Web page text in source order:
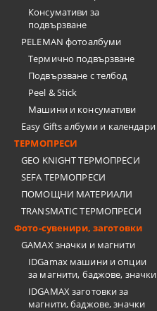
Консумативи за
подвързване
PELEMAN фотоалбуми
Термично подвързване
Подвързване с телбод
Peel & Stick
Машини и консумативи
Easy Gifts албуми и календари
ТЕРМОПРЕСИ
GEO KNIGHT ТЕРМОПРЕСИ
SEFA ТЕРМОПРЕСИ
ПОМОЩНИ МАТЕРИАЛИ
TRANSMATIC ТЕРМОПРЕСИ
Фото-сувенири, заготовки
GAMAX значки и магнити
IDGamax машини и опции
за магнити, баджове, значки
IDGAMAX заготовки за
магнити, баджове, значки